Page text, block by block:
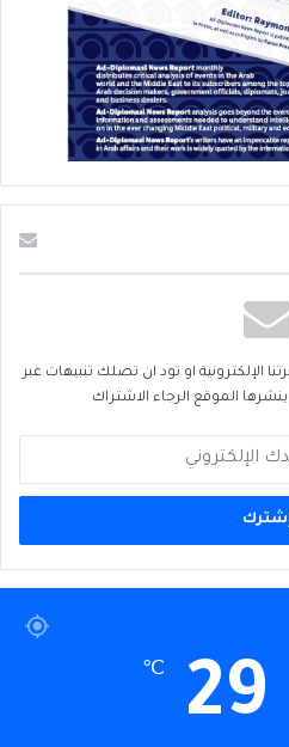
الإلكترونية او تود ان تصلك تنبيهات عبر
ينشرها الموقع الرجاء الاشتراك
29
℃